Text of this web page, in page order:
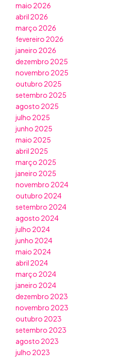
maio 2026
abril 2026
março 2026
fevereiro 2026
janeiro 2026
dezembro 2025
novembro 2025
outubro 2025
setembro 2025
agosto 2025
julho 2025
junho 2025
maio 2025
abril 2025
março 2025
janeiro 2025
novembro 2024
outubro 2024
setembro 2024
agosto 2024
julho 2024
junho 2024
maio 2024
abril 2024
março 2024
janeiro 2024
dezembro 2023
novembro 2023
outubro 2023
setembro 2023
agosto 2023
julho 2023